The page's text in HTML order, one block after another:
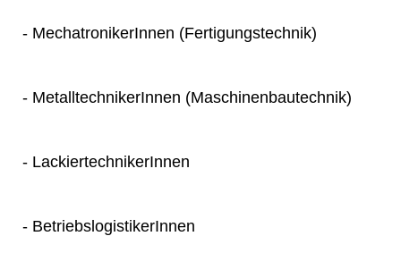
- MechatronikerInnen (Fertigungstechnik)
- MetalltechnikerInnen (Maschinenbautechnik)
- LackiertechnikerInnen
- BetriebslogistikerInnen